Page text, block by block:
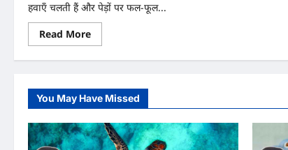
हवाएँ चलती हैं और पेड़ों पर फल-फूल...
Read MoreRead
more
सर्दियों
के
लिए
सबसे
अच्छा
खाना,
ठंड
You May Have Missed